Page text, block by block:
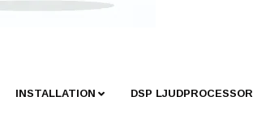
INSTALLATION DSP LJUDPROCESSOR